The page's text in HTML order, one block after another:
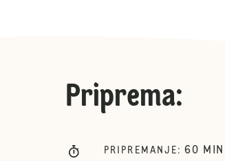
Priprema:
PRIPREMANJE : 60 MIN